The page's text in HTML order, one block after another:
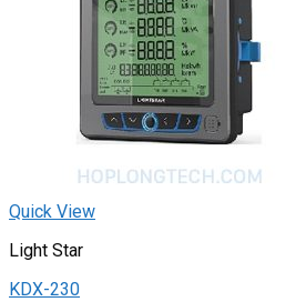
Tìm
kiếm:
Giỏ hàng
Chưa có sản phẩm trong giỏ hàng.
Quick View
Light Star
KDX-230